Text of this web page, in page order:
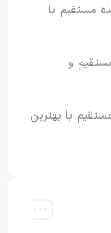
مستقیم با
و
با بهترین